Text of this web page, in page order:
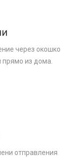
через окошко
из дома.
отправления